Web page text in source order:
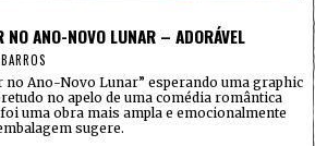
NO ANO-NOVO LUNAR – ADORÁVEL
no Ano-Novo Lunar” esperando uma graphic
no apelo de uma comédia romântica
uma obra mais ampla e emocionalmente
sugere.